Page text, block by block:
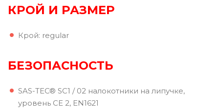
КРОЙ И РАЗМЕР
Крой: regular
БЕЗОПАСНОСТЬ
SAS-TEC® SC1 / 02 налокотники на липучке,
уровень CE 2, EN1621